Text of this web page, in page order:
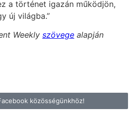
a történet igazán működjön,
új világba.”
Weekly szövege alapján
közösségünkhöz!